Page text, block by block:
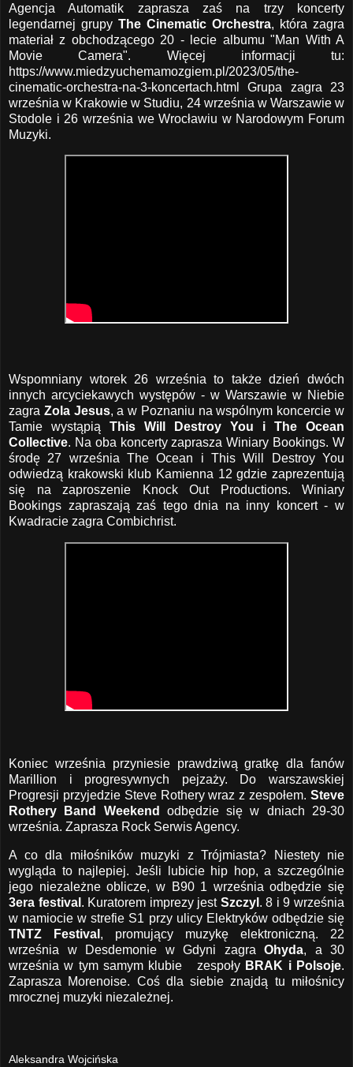
Agencja Automatik zaprasza zaś na trzy koncerty
legendarnej grupy The Cinematic Orchestra, która zagra
materiał z obchodzącego 20 - lecie albumu "Man With A
Movie Camera". Więcej informacji tu:
https://www.miedzyuchemamozgiem.pl/2023/05/the-
cinematic-orchestra-na-3-koncertach.html
Grupa zagra 23
września w Krakowie w Studiu, 24 września w Warszawie w
Stodole i 26 września we Wrocławiu w Narodowym Forum
Muzyki.
Wspomniany wtorek 26 września to także dzień dwóch
innych arcyciekawych występów - w Warszawie w Niebie
zagra Zola Jesus, a w Poznaniu na wspólnym koncercie w
Tamie wystąpią This Will Destroy You i The Ocean
Collective. Na oba koncerty zaprasza Winiary Bookings. W
środę 27 września The Ocean i This Will Destroy You
odwiedzą krakowski klub Kamienna 12 gdzie zaprezentują
się na zaproszenie Knock Out Productions. Winiary
Bookings zapraszają zaś tego dnia na inny koncert - w
Kwadracie zagra Combichrist.
Koniec września przyniesie prawdziwą gratkę dla fanów
Marillion i progresywnych pejzaży. Do warszawskiej
Progresji przyjedzie Steve Rothery wraz z zespołem. Steve
Rothery Band Weekend
odbędzie się w dniach 29-30
września. Zaprasza Rock Serwis Agency.
A co dla miłośników muzyki z Trójmiasta? Niestety nie
wygląda to najlepiej. Jeśli lubicie hip hop, a szczególnie
jego niezależne oblicze, w B90 1 września odbędzie się
3era festival . Kuratorem imprezy jest Szczyl . 8 i 9 września
w namiocie w strefie S1 przy ulicy Elektryków odbędzie się
TNTZ Festival , promujący muzykę elektroniczną. 22
września w Desdemonie w Gdyni zagra Ohyda, a 30
września w tym samym klubie zespoły BRAK i Polsoje.
Zaprasza Morenoise. Coś dla siebie znajdą tu miłośnicy
mrocznej muzyki niezależnej.
Aleksandra Wojcińska